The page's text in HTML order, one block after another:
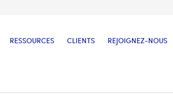
RESSOURCES CLIENTS REJOIGNEZ-NOUS